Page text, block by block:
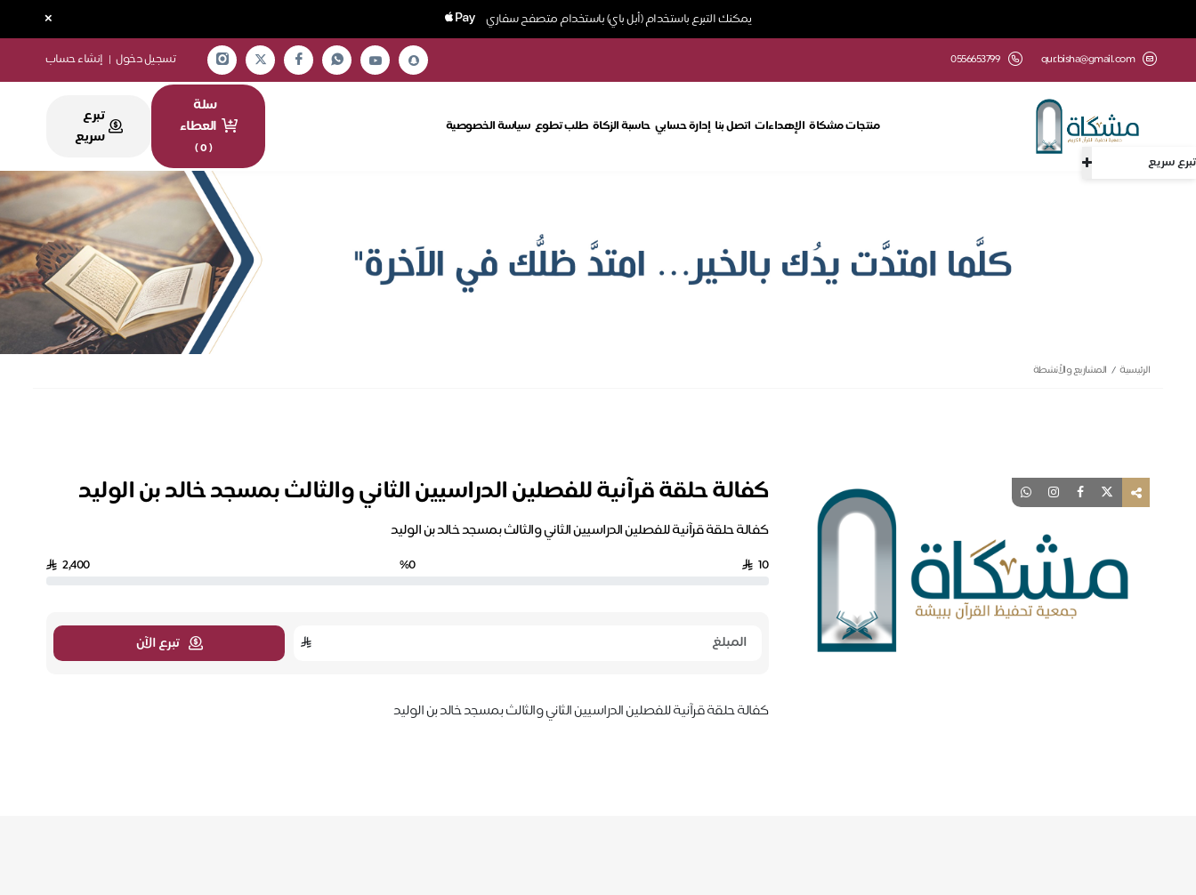
يمكنك التبرع باستخدام (أبل باي) باستخدام متصفح سفاري ×
تبرع سريع
qur.bisha@gmail.com
0556653799 تسجيل دخول | إنشاء حساب
منتجات مشكاة الإهداءات اتصل بنا إدارة حسابي حاسبة الزكاة طلب تطوع سياسة الخصوصية
سلة
العطاء
(
0
)
تبرع
سريع
الرئيسية المشاريع والأنشطة
كفالة حلقة قرآنية للفصلين الدراسيين الثاني والثالث بمسجد خالد بن الوليد
كفالة حلقة قرآنية للفصلين الدراسيين الثاني والثالث بمسجد خالد بن الوليد
10
%0
2,400
تبرع الآن
كفالة حلقة قرآنية للفصلين الدراسيين الثاني والثالث بمسجد خالد بن الوليد